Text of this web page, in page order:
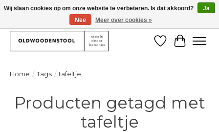
We deliver our products worlwide!
Verlanglijst
Home / Tags / tafeltje
Producten getagd met
tafeltje
Wij slaan cookies op om onze website te verbeteren. Is dat akkoord?
Ja
Nee
Meer over cookies »